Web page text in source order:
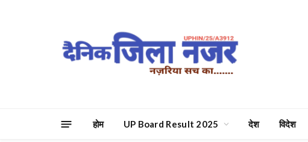
होम UP Board Result 2025 देश विदेश